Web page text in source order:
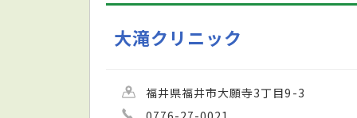
大滝クリニック
福井県福井市大願寺3丁目9-3